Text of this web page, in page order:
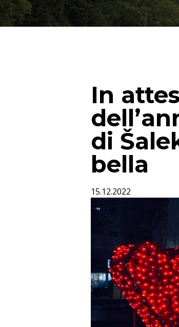
In
di
bella
15.12.2022